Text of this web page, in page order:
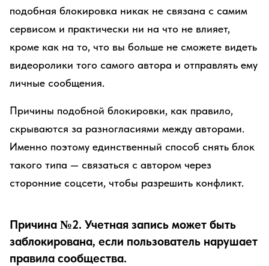
подобная блокировка никак не связана с самим
сервисом и практически ни на что не влияет,
кроме как на то, что вы больше не сможете видеть
видеоролики того самого автора и отправлять ему
личные сообщения.
Причины подобной блокировки, как правило,
скрываются за разногласиями между авторами.
Именно поэтому единственный способ снять блок
такого типа — связаться с автором через
сторонние соцсети, чтобы разрешить конфликт.
Причина №2. Учетная запись может быть
заблокирована, если пользователь нарушает
правила сообщества.